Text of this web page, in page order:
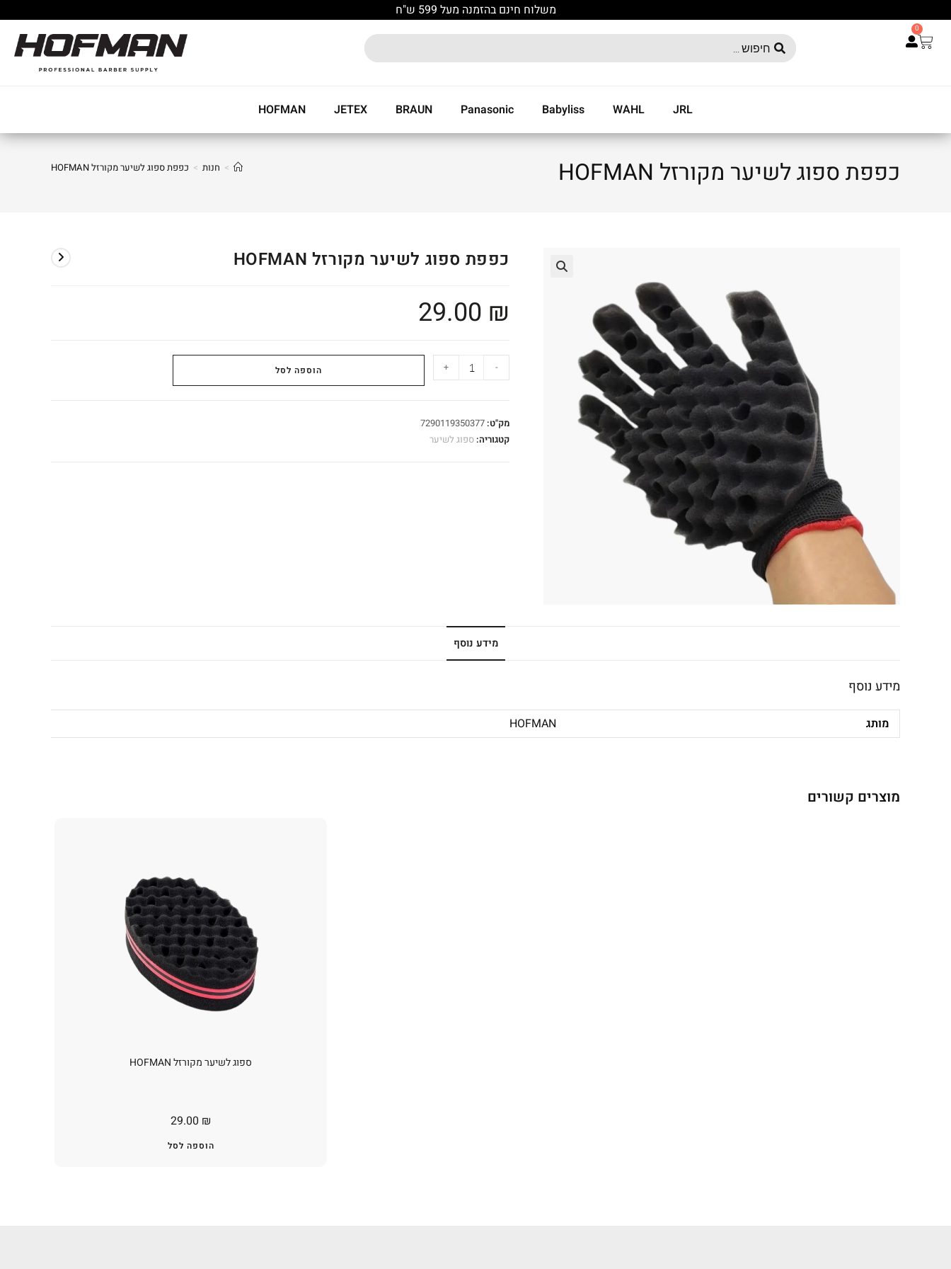
משלוח חינם בהזמנה מעל 599 ש"ח
0
JRL
WAHL
Babyliss
Panasonic
BRAUN
JETEX
HOFMAN
כפפת ספוג לשיער מקורזל HOFMAN > חנות > כפפת ספוג לשיער מקורזל HOFMAN
כפפת ספוג לשיער מקורזל HOFMAN
29.00 ₪
-
+ הוספה לסל
מק"ט: 7290119350377
קטגוריה: ספוג לשיער
מידע נוסף
מידע נוסף
מותג HOFMAN
מוצרים קשורים
ספוג לשיער מקורזל HOFMAN
29.00 ₪
הוספה לסל